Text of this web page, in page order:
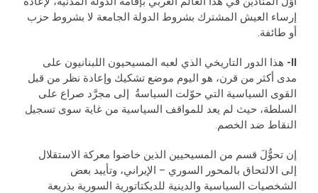
إرساء العيش المشترك بشروط الدولة الجامعة لا بشروط حزب
أو طائفة.
II-
هذا الدور التاريخي الذي لعبه المسيحيون اللبنانيون على
مدى أكثر من قرن، هو اليوم موضع تشكيك وإعادة نظر من قبل
القوى السياسية التي حوّلت السياسةُ إلى مجرَّد صراع على
السلطة، حيث لم يعد للمواقف السياسية من غاية سوى تسجيل
النقاط ضد الخصم.
إن تحوُّلَ قسم من المسيحيين الذين خاضوا معركة الاستقلال
إلى الالتحاق بالمحور السوري – الإيراني، وتأييد بعض
الشخصيات السياسية والدينية للديكتاتورية السورية بذريعة